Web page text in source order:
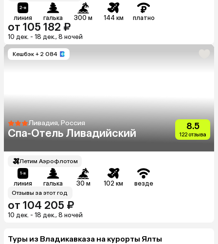
линия галька 300 м 144 км платно
от 105 182 ₽
10 дек. - 18 дек., 8 ночей
Кешбэк + 2 084
Ливадия, Россия
Спа-Отель Ливадийский
8.5
122 отзыва
Летим Аэрофлотом
линия галька 30 м 102 км везде
Отзывы за этот год
от 104 205 ₽
10 дек. - 18 дек., 8 ночей
Туры из Владикавказа на курорты Ялты